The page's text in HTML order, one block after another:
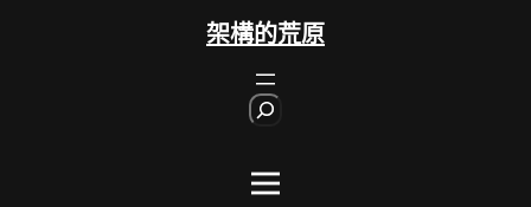
架構的荒原